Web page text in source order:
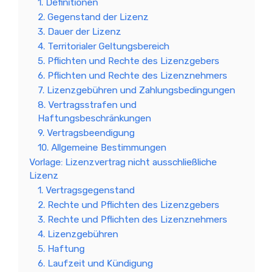
1. Definitionen
2. Gegenstand der Lizenz
3. Dauer der Lizenz
4. Territorialer Geltungsbereich
5. Pflichten und Rechte des Lizenzgebers
6. Pflichten und Rechte des Lizenznehmers
7. Lizenzgebühren und Zahlungsbedingungen
8. Vertragsstrafen und
Haftungsbeschränkungen
9. Vertragsbeendigung
10. Allgemeine Bestimmungen
Vorlage: Lizenzvertrag nicht ausschließliche
Lizenz
1. Vertragsgegenstand
2. Rechte und Pflichten des Lizenzgebers
3. Rechte und Pflichten des Lizenznehmers
4. Lizenzgebühren
5. Haftung
6. Laufzeit und Kündigung